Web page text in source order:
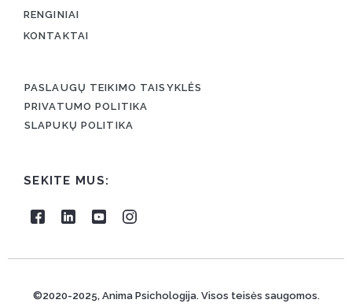
RENGINIAI
KONTAKTAI
PASLAUGŲ TEIKIMO TAISYKLĖS
PRIVATUMO POLITIKA
SLAPUKŲ POLITIKA
SEKITE MUS:
©2020-2025, Anima Psichologija. Visos teisės saugomos.